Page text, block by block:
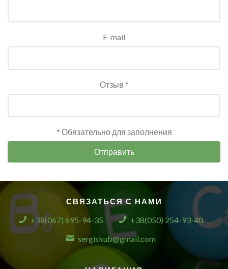
E-mail
Отзыв *
* Обязательно для заполнения
Отправить
СВЯЗАТЬСЯ С НАМИ
+38(067) 695-94-35
+38(050) 254-93-40
sergiskub@gmail.com